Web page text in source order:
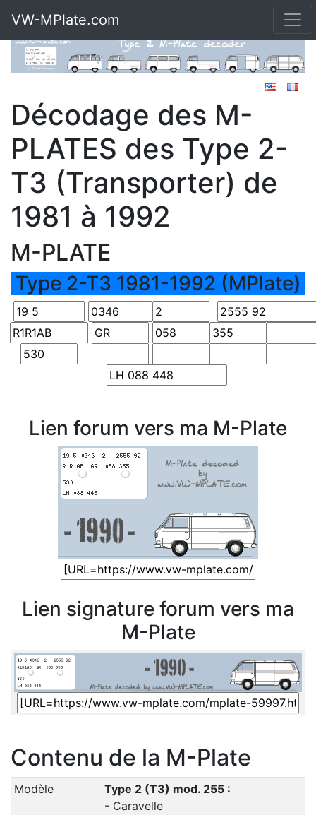
VW-MPlate.com
Décodage des M-
PLATES des Type 2-
T3 (Transporter) de
1981 à 1992
M-PLATE
Type 2-T3 1981-1992 (MPlate)
Lien forum vers ma M-Plate
Lien signature forum vers ma
M-Plate
Contenu de la M-Plate
Modèle
Type 2 (T3) mod. 255 :
- Caravelle